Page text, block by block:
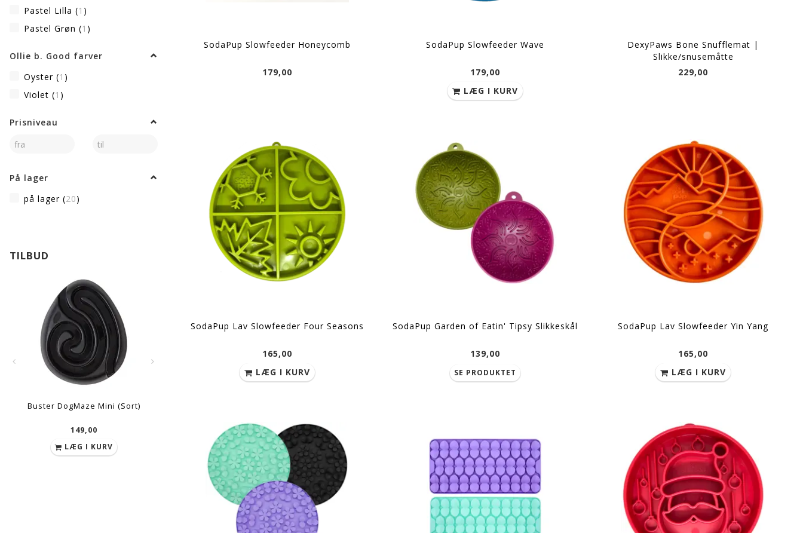
Pastel Lilla (1 )
Pastel Grøn (1 )
Ollie b. Good farver
Oyster (1 )
Violet (1 )
Prisniveau
På lager
på lager (20)
TILBUD
Buster DogMaze Mini (Sort)
149,00
LÆG I KURV
249,00
LÆG I KURV
UDSOLGT
SE PRODUKTET
179,00
LÆG I KURV
SodaPup Slowfeeder Honeycomb
179,00
SodaPup Slowfeeder Wave
179,00
LÆG I KURV
DexyPaws Bone Snufflemat |
Slikke/snusemåtte
229,00
SodaPup Lav Slowfeeder Four Seasons
165,00
LÆG I KURV
SodaPup Garden of Eatin' Tipsy Slikkeskål
139,00
SE PRODUKTET
SodaPup Lav Slowfeeder Yin Yang
165,00
LÆG I KURV